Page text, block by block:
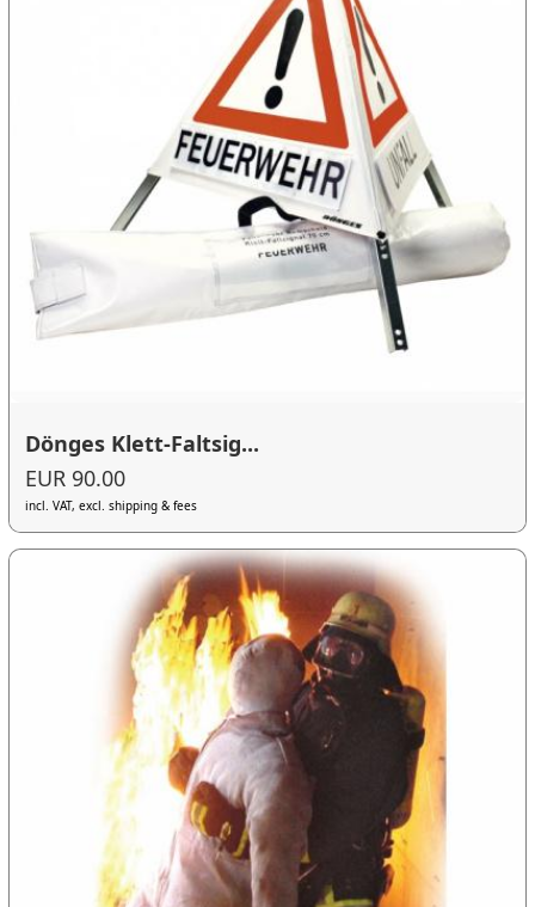
Dönges Klett-Faltsig...
EUR 90.00
incl. VAT, excl. shipping & fees